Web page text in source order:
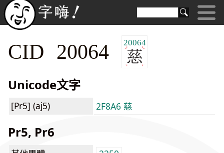
CID 20064 20064
Unicode文字
[Pr5] (aj5) 2F8A6 慈
Pr5, Pr6